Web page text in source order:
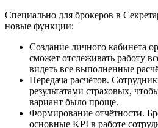
Специально для брокеров в
новые функции:
Создание личного кабинета
сможет отслеживать работу
видеть все выполненные
Передача расчётов.
результатами страховых,
вариант было проще.
Формирование отчётности.
основные KPI в работе